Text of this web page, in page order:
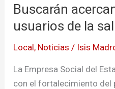
Buscarán
usuarios de la
Local, Noticias / Isis
La Empresa Social del
con el fortalecimiento del
la
salud
Pasto